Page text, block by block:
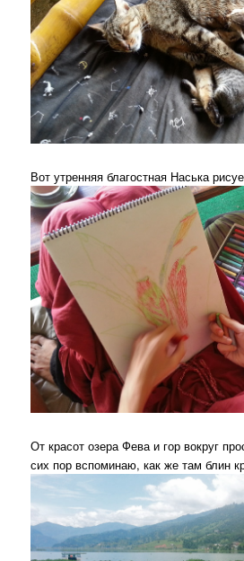
Вот утренняя благостная Наська
От красот озера Фева и гор вокруг
сих пор вспоминаю, как же там блин